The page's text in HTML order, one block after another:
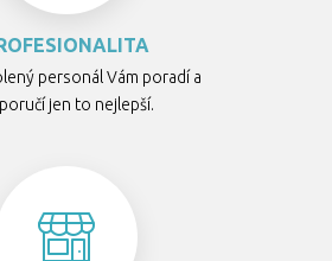
personál Vám poradí a
jen to nejlepší.